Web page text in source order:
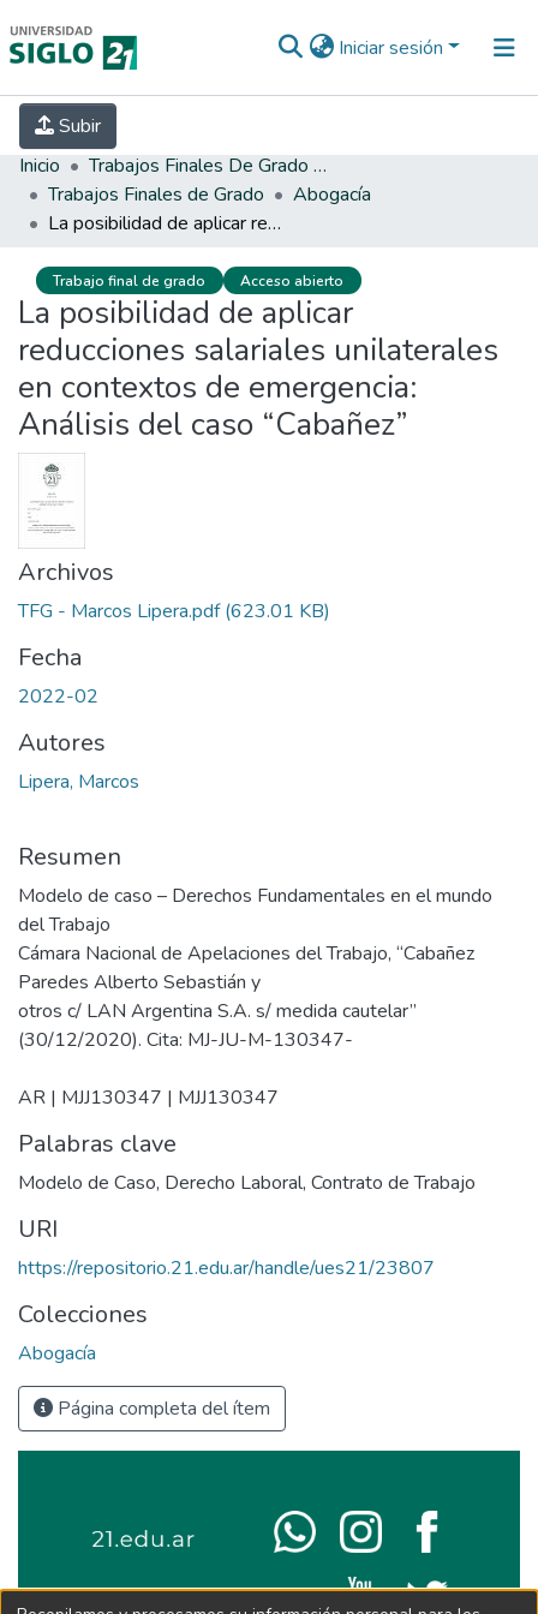
Iniciar sesión
Subir
INICIO EBOOK21
INVESTIGACIÓN
Inicio
Trabajos Finales De Grado Y Posgrado
Trabajos Finales de Grado
Abogacía
La posibilidad de aplicar reducciones salariales unilaterales en contextos de emergencia: Análisis del caso “Cabañez”
Trabajo final de grado Acceso abierto
La posibilidad de aplicar
reducciones salariales unilaterales
en contextos de emergencia:
Análisis del caso “Cabañez”
Archivos
TFG - Marcos Lipera.pdf(623.01 KB)
Fecha
2022-02
Autores
Lipera, Marcos
Resumen
Modelo de caso – Derechos Fundamentales en el mundo
del Trabajo
Cámara Nacional de Apelaciones del Trabajo, “Cabañez
Paredes Alberto Sebastián y
otros c/ LAN Argentina S.A. s/ medida cautelar”
(30/12/2020). Cita: MJ-JU-M-130347-
AR | MJJ130347 | MJJ130347
Palabras clave
Modelo de Caso, Derecho Laboral, Contrato de Trabajo
URI
https://repositorio.21.edu.ar/handle/ues21/23807
Colecciones
Abogacía
Página completa del ítem